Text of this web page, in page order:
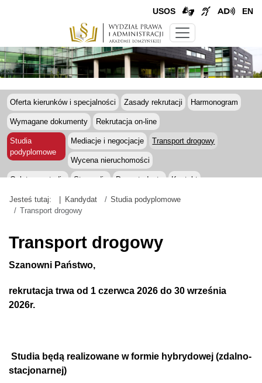
USOS EN
Oferta kierunków i specjalności Zasady rekrutacji Harmonogram
Wymagane dokumenty Rekrutacja on-line
Studia
podyplomowe
Mediacje i negocjacje Transport drogowy
Wycena nieruchomości
Opłaty za studia Stypendia Dom studenta Kontakt
Jesteś tutaj: Kandydat
Studia podyplomowe
Transport drogowy
Transport drogowy
Szanowni Państwo,
rekrutacja trwa od 1 czerwca 2026 do 30 września
2026r.
Studia będą realizowane w formie hybrydowej (zdalno-
stacjonarnej)